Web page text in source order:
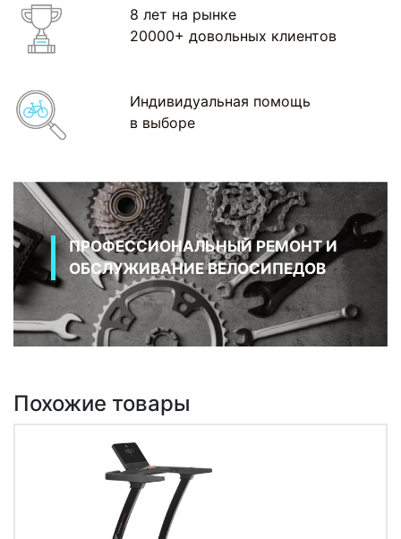
8 лет на рынке
20000+ довольных клиентов
Индивидуальная помощь
в выборе
ПРОФЕССИОНАЛЬНЫЙ РЕМОНТ И
ОБСЛУЖИВАНИЕ ВЕЛОСИПЕДОВ
Похожие товары